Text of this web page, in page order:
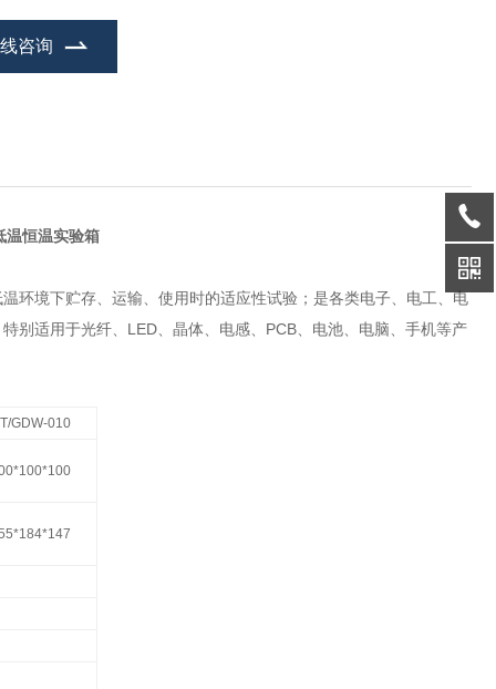
咨询
温恒温实验箱
环境下贮存、运输、使用时的适应性试验；是各类电子、电工、电
别适用于光纤、LED、晶体、电感、PCB、电池、电脑、手机等产
GDW-010